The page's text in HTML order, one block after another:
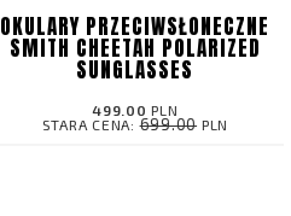
OKULARY PRZECIWSŁONECZNE
SMITH CHEETAH POLARIZED
SUNGLASSES
499.00 PLN
STARA CENA:699.00 PLN